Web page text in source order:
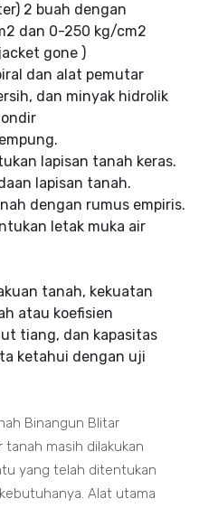
2 buah dengan
dan 0-250 kg/cm2
gone )
dan alat pemutar
dan minyak hidrolik
lapisan tanah keras.
lapisan tanah.
dengan rumus empiris.
letak muka air
tanah, kekuatan
atau koefisien
tiang, dan kapasitas
ketahui dengan uji
Binangun Blitar
masih dilakukan
yang telah ditentukan
Alat utama